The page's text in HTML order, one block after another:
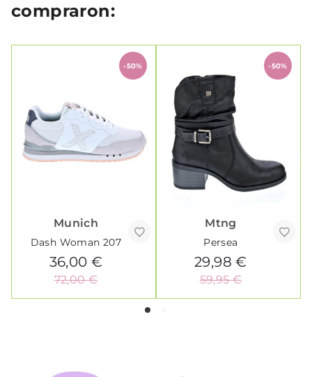
compraron:
-50%
Munich
Dash Woman 207
36,00 €
72,00 €
-50%
Mtng
Persea
29,98 €
59,95 €